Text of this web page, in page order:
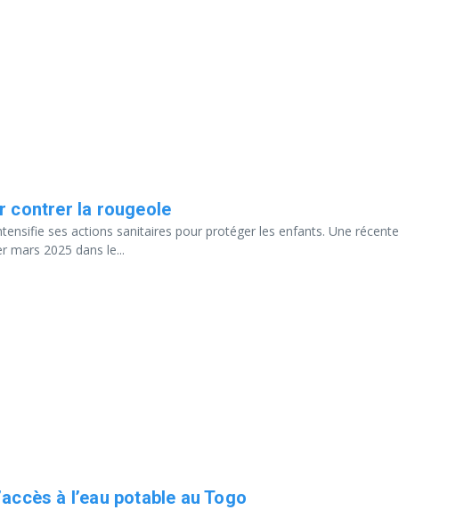
contrer la rougeole
ses actions sanitaires pour protéger les enfants. Une récente
mars 2025 dans le...
à l’eau potable au Togo